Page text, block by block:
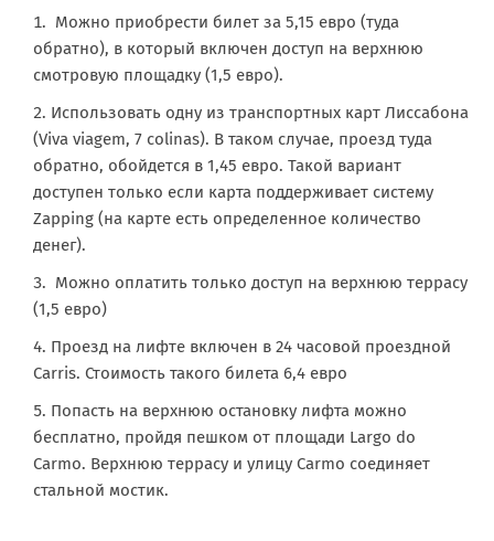
Можно приобрести билет за 5,15 евро (туда
обратно), в который включен доступ на верхнюю
смотровую площадку (1,5 евро).
Использовать одну из транспортных карт Лиссабона
(Viva viagem, 7 colinas). В таком случае, проезд туда
обратно, обойдется в 1,45 евро. Такой вариант
доступен только если карта поддерживает систему
Zapping (на карте есть определенное количество
денег).
Можно оплатить только доступ на верхнюю террасу
(1,5 евро)
Проезд на лифте включен в 24 часовой проездной
Carris. Стоимость такого билета 6,4 евро
Попасть на верхнюю остановку лифта можно
бесплатно, пройдя пешком от площади Largo do
Carmo. Верхнюю террасу и улицу Carmo соединяет
стальной мостик.